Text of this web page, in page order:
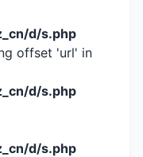
d/s.php
offset 'url' in
d/s.php
d/s.php